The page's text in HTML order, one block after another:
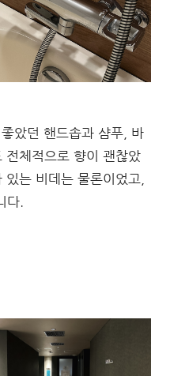
았던 핸드솝과 샴푸, 바
전체적으로 향이 괜찮았
는 비데는 물론이었고,
다.